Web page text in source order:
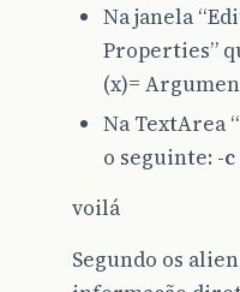
Na janela
Properties”
(x)=
Na TextArea
o seguinte: -
voilá
Segundo os